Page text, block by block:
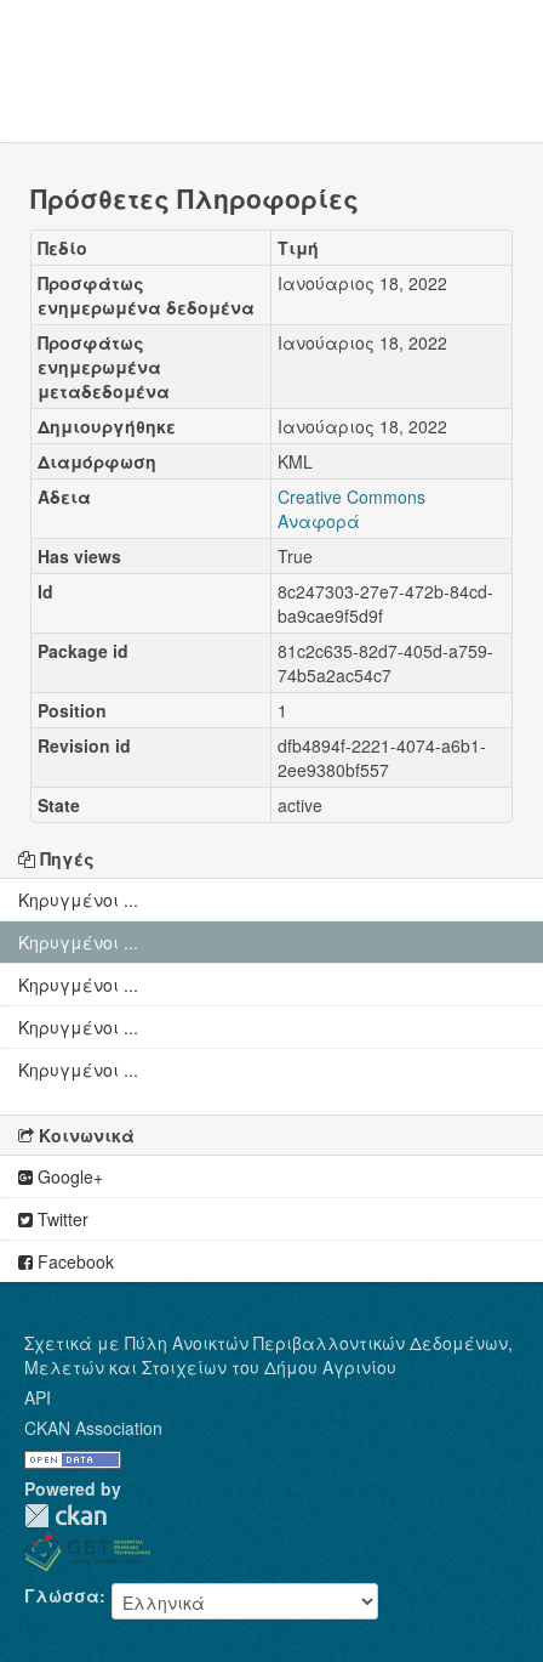
Πρόσθετες Πληροφορίες
Πεδίο
Τιμή
Προσφάτως
ενημερωμένα δεδομένα
Ιανούαριος 18, 2022
Προσφάτως
ενημερωμένα
μεταδεδομένα
Ιανούαριος 18, 2022
Δημιουργήθηκε
Ιανούαριος 18, 2022
Διαμόρφωση
KML
Άδεια
Creative Commons
Αναφορά
Has views
True
Id
8c247303-27e7-472b-84cd-
ba9cae9f5d9f
Package id
81c2c635-82d7-405d-a759-
74b5a2ac54c7
Position
1
Revision id
dfb4894f-2221-4074-a6b1-
2ee9380bf557
State
active
Πηγές
Κηρυγμένοι ...
Κηρυγμένοι ...
Κηρυγμένοι ...
Κηρυγμένοι ...
Κηρυγμένοι ...
Κοινωνικά
Google+
Twitter
Facebook
Σχετικά με Πύλη Ανοικτών Περιβαλλοντικών Δεδομένων,
Μελετών και Στοιχείων του Δήμου Αγρινίου
API
CKAN Association
Powered by
Γλώσσα